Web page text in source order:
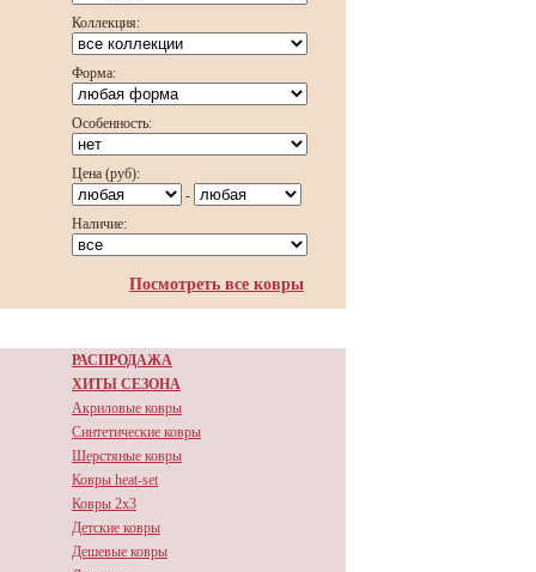
Коллекция:
Форма:
Особенность:
Цена (руб):
-
Наличие:
Посмотреть все ковры
РАСПРОДАЖА
ХИТЫ СЕЗОНА
Акриловые ковры
Синтетические ковры
Шерстяные ковры
Ковры heat-set
Ковры 2х3
Детские ковры
Дешевые ковры